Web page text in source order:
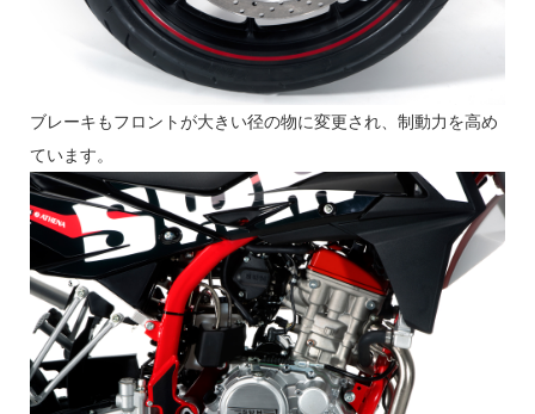
ブレーキもフロントが大きい径の物に変更され、制動力を高め
ています。